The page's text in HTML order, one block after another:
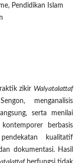
Pendidikan Islam
zikir Walyatalattaf
menganalisis
serta menilai
berbasis
kualitatif
dokumentasi. Hasil